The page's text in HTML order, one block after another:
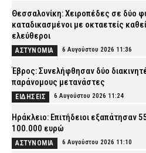
Θεσσαλονίκη: Χειροπέδες σε δύο
καταδικασμένοι με οκταετείς
ελεύθεροι
ΑΣΤΥΝΟΜΙΑ 6 Αυγούστου 2026 11:36
Έβρος: Συνελήφθησαν δύο
παράνομους μετανάστες
ΕΙΔΗΣΕΙΣ 6 Αυγούστου 2026 11:24
Ηράκλειο: Επιτήδειοι εξαπάτησαν
100.000 ευρώ
ΑΣΤΥΝΟΜΙΑ 6 Αυγούστου 2026 11:10